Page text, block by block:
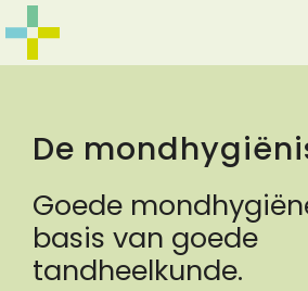
De
Goede
basis van goede
tandheelkunde.